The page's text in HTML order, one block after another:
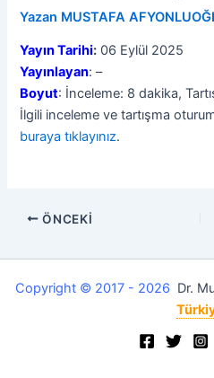
Yazan MUSTAFA
Yayın Tarihi: 06 Eylül 2025
Yayınlayan: –
Boyut: İnceleme: 8 dakika,
İlgili inceleme ve tartışma
buraya tıklayınız.
ÖNCEKI
Copyright © 2017 - 2026 Dr.